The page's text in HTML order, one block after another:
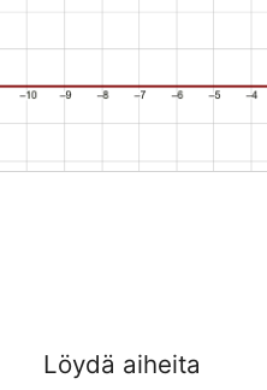
Löydä aiheita